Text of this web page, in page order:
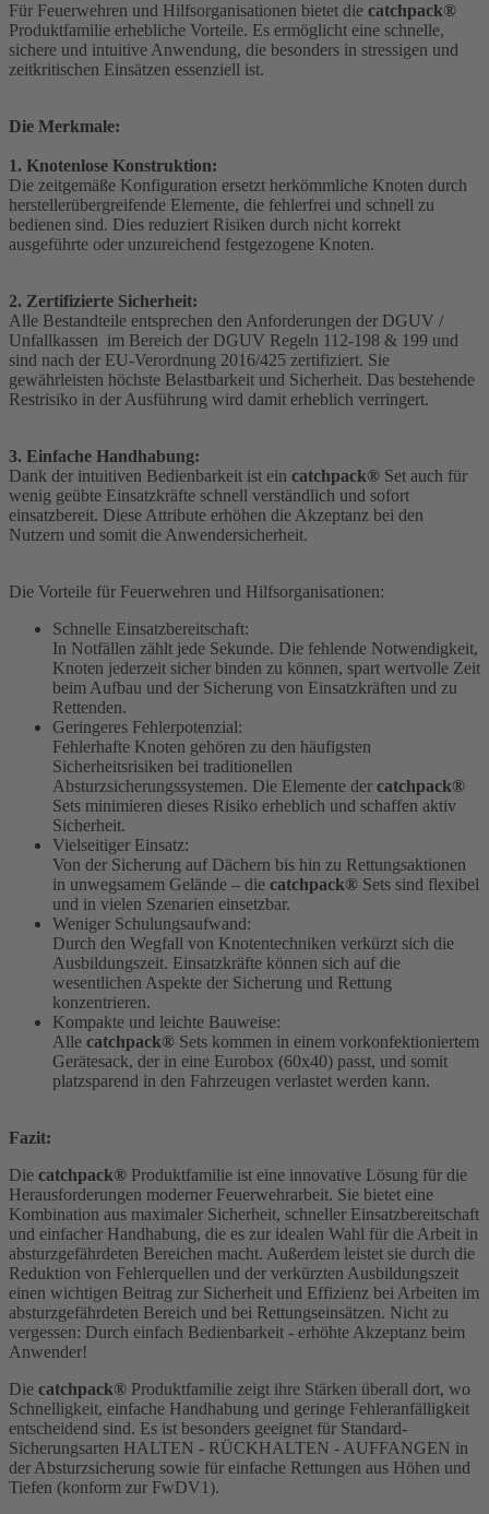
Für Feuerwehren und Hilfsorganisationen bietet die catchpack®
Produktfamilie erhebliche Vorteile. Es ermöglicht eine schnelle,
sichere und intuitive Anwendung, die besonders in stressigen und
zeitkritischen Einsätzen essenziell ist.
Die Merkmale:
1. Knotenlose Konstruktion:
Die zeitgemäße Konfiguration ersetzt herkömmliche Knoten durch
herstellerübergreifende Elemente, die fehlerfrei und schnell zu
bedienen sind. Dies reduziert Risiken durch nicht korrekt
ausgeführte oder unzureichend festgezogene Knoten.
2. Zertifizierte Sicherheit:
Alle Bestandteile entsprechen den Anforderungen der DGUV /
Unfallkassen im Bereich der DGUV Regeln 112-198 & 199 und
sind nach der EU-Verordnung 2016/425 zertifiziert. Sie
gewährleisten höchste Belastbarkeit und Sicherheit. Das bestehende
Restrisiko in der Ausführung wird damit erheblich verringert.
3. Einfache Handhabung:
Dank der intuitiven Bedienbarkeit ist ein catchpack® Set auch für
wenig geübte Einsatzkräfte schnell verständlich und sofort
einsatzbereit. Diese Attribute erhöhen die Akzeptanz bei den
Nutzern und somit die Anwendersicherheit.
Die Vorteile für Feuerwehren und Hilfsorganisationen:
Schnelle Einsatzbereitschaft:
In Notfällen zählt jede Sekunde. Die fehlende Notwendigkeit,
Knoten jederzeit sicher binden zu können, spart wertvolle Zeit
beim Aufbau und der Sicherung von Einsatzkräften und zu
Rettenden.
Geringeres Fehlerpotenzial:
Fehlerhafte Knoten gehören zu den häufigsten
Sicherheitsrisiken bei traditionellen
Absturzsicherungssystemen. Die Elemente der catchpack®
Sets minimieren dieses Risiko erheblich und schaffen aktiv
Sicherheit.
Vielseitiger Einsatz:
Von der Sicherung auf Dächern bis hin zu Rettungsaktionen
in unwegsamem Gelände – die catchpack® Sets sind flexibel
und in vielen Szenarien einsetzbar.
Weniger Schulungsaufwand:
Durch den Wegfall von Knotentechniken verkürzt sich die
Ausbildungszeit. Einsatzkräfte können sich auf die
wesentlichen Aspekte der Sicherung und Rettung
konzentrieren.
Kompakte und leichte Bauweise:
Alle catchpack® Sets kommen in einem vorkonfektioniertem
Gerätesack, der in eine Eurobox (60x40) passt, und somit
platzsparend in den Fahrzeugen verlastet werden kann.
Fazit:
Die catchpack® Produktfamilie ist eine innovative Lösung für die
Herausforderungen moderner Feuerwehrarbeit. Sie bietet eine
Kombination aus maximaler Sicherheit, schneller Einsatzbereitschaft
und einfacher Handhabung, die es zur idealen Wahl für die Arbeit in
absturzgefährdeten Bereichen macht. Außerdem leistet sie durch die
Reduktion von Fehlerquellen und der verkürzten Ausbildungszeit
einen wichtigen Beitrag zur Sicherheit und Effizienz bei Arbeiten im
absturzgefährdeten Bereich und bei Rettungseinsätzen. Nicht zu
vergessen: Durch einfach Bedienbarkeit - erhöhte Akzeptanz beim
Anwender!
Die catchpack® Produktfamilie zeigt ihre Stärken überall dort, wo
Schnelligkeit, einfache Handhabung und geringe Fehleranfälligkeit
entscheidend sind. Es ist besonders geeignet für Standard-
Sicherungsarten HALTEN - RÜCKHALTEN - AUFFANGEN in
der Absturzsicherung sowie für einfache Rettungen aus Höhen und
Tiefen (konform zur FwDV1).